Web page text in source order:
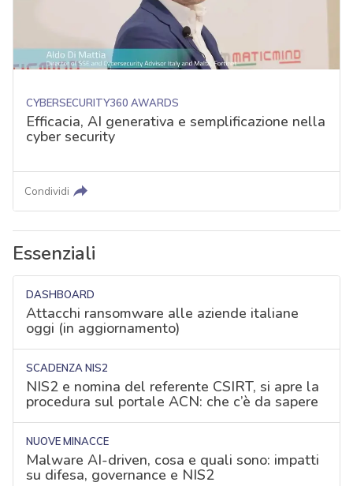
CYBERSECURITY360 AWARDS
Efficacia, AI generativa e semplificazione nella
cyber security
Condividi
Essenziali
DASHBOARD
Attacchi ransomware alle aziende italiane
oggi (in aggiornamento)
SCADENZA NIS2
NIS2 e nomina del referente CSIRT, si apre la
procedura sul portale ACN: che c’è da sapere
NUOVE MINACCE
Malware AI-driven, cosa e quali sono: impatti
su difesa, governance e NIS2